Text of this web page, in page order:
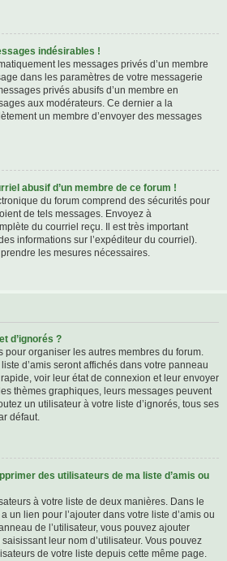
indésirables !
les messages privés d’un membre
dans les paramètres de votre messagerie
privés abusifs d’un membre en
aux modérateurs. Ce dernier a la
un membre d’envoyer des messages
abusif d’un membre de ce forum !
du forum comprend des sécurités pour
de tels messages. Envoyez à
du courriel reçu. Il est très important
informations sur l’expéditeur du courriel).
les mesures nécessaires.
d’ignorés ?
pour organiser les autres membres du forum.
d’amis seront affichés dans votre panneau
voir leur état de connexion et leur envoyer
thèmes graphiques, leurs messages peuvent
un utilisateur à votre liste d’ignorés, tous ses
défaut.
des utilisateurs de ma liste d’amis ou
à votre liste de deux manières. Dans le
un lien pour l’ajouter dans votre liste d’amis ou
de l’utilisateur, vous pouvez ajouter
leur nom d’utilisateur. Vous pouvez
de votre liste depuis cette même page.